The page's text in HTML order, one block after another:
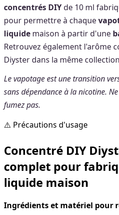
concentrés DIYde 10 ml
pour permettre à chaque
liquide maison à partir d'une
Retrouvez également l'arôme
Diyster dans la même
Le vapotage est une transition
sans dépendance à la nicotine.
fumez pas.
⚠️ Précautions d'usage
Concentré DIY
complet pour
liquide maison
Ingrédients et matériel pour